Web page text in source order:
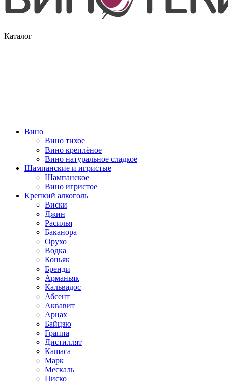
Каталог
Вино
Вино тихое
Вино креплёное
Вино натуральное сладкое
Шампанские и игристые
Шампанское
Вино игристое
Крепкий алкоголь
Виски
Джин
Расилья
Баканора
Орухо
Водка
Коньяк
Бренди
Арманьяк
Кальвадос
Абсент
Аквавит
Арцах
Байцзю
Граппа
Дистиллят
Кашаса
Марк
Мескаль
Писко